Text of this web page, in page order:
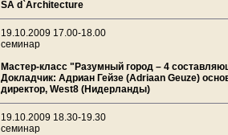
SA d`Architecture
19.10.2009 17.00-18.00
семинар
Мастер-класс "Разумный город – 4
Докладчик: Адриан Гейзе (Adriaan Geuze)
директор, West8 (Нидерланды)
19.10.2009 18.30-19.30
семинар